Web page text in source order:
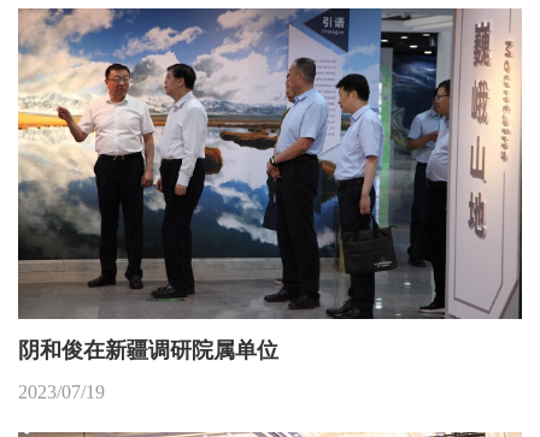
阴和俊在新疆调研院属单位
2023/07/19